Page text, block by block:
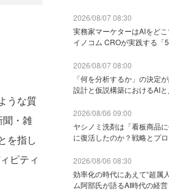
うな質
聞・雑
を指し
ピティ
2026/08/07 08:30
実務家マーケターはAIをど
イノコム CROが実践する「
2026/08/07 08:00
「何を分析するか」の決定
設計と仮説構築におけるAI
2026/08/06 09:00
ヤシノミ洗剤は「看板商品
に復活したのか？戦略とプ
2026/08/06 08:30
効率化の時代にあえて“超
ム阿部氏が語るAI時代の経